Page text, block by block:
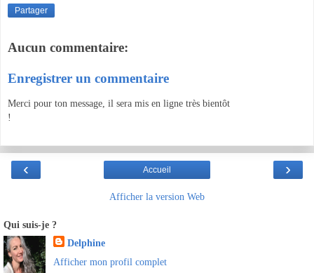
Partager
Aucun commentaire:
Enregistrer un commentaire
Merci pour ton message, il sera mis en ligne très bientôt
!
‹ ›
Accueil
Afficher la version Web
Qui suis-je ?
Delphine
Afficher mon profil complet